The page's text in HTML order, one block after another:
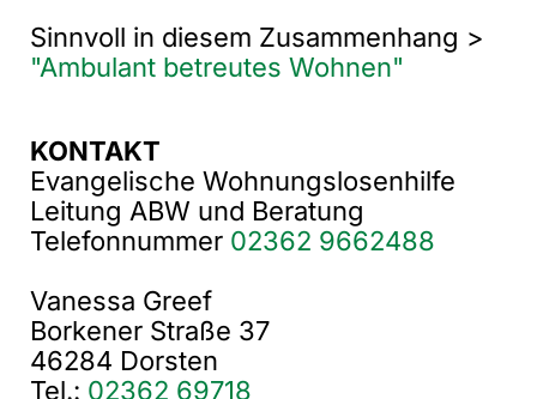
Sinnvoll in diesem Zusammenhang >
"Ambulant betreutes Wohnen"
KONTAKT
Evangelische Wohnungslosenhilfe
Leitung ABW und Beratung
Telefonnummer 02362 9662488
Vanessa Greef
Borkener Straße 37
46284 Dorsten
Tel.: 02362 69718